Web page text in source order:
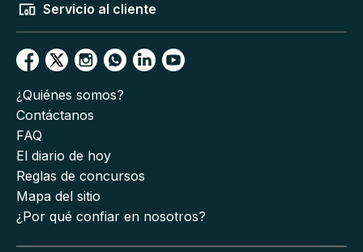
Servicio al cliente
¿Quiénes somos?
Contáctanos
FAQ
El diario de hoy
Reglas de concursos
Mapa del sitio
¿Por qué confiar en nosotros?